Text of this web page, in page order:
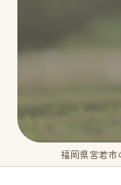
福岡県宮若市